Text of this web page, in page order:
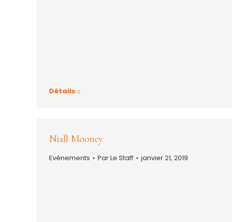
Détails
Niall Mooney
Evénements ParLe Staff janvier 21, 2019